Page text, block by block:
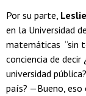
Por su parte,
en la Universidad
matemáticas “sin
conciencia de decir
universidad
país? —Bueno,